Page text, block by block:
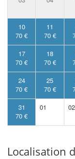
10
70 €
11
70 €
17
70 €
18
70 €
24
70 €
25
70 €
31
70 €
01 02
Localisation